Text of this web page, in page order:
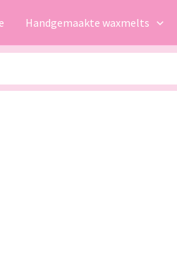
Handgemaakte waxmelts